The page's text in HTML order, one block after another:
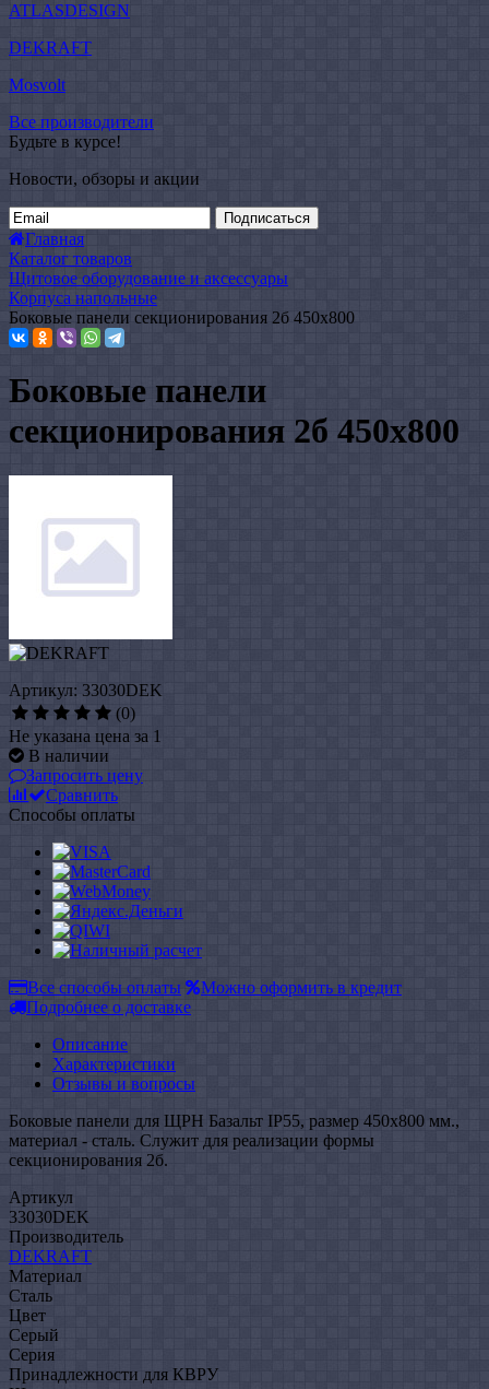
ATLASDESIGN
DEKRAFT
Mosvolt
Все производители
Будьте в курсе!
Новости, обзоры и акции
Подписаться
Главная
Каталог товаров
Щитовое оборудование и аксессуары
Корпуса напольные
Боковые панели секционирования 2б 450х800
Боковые панели
секционирования 2б 450х800
Артикул: 33030DEK
(0)
Не указана цена за 1
В наличии
Запросить цену
Сравнить
Способы оплаты
Все способы оплаты
Можно оформить в кредит
Подробнее о доставке
Описание
Характеристики
Отзывы и вопросы
Боковые панели для ЩРН Базальт IP55, размер 450х800 мм.,
материал - сталь. Служит для реализации формы
секционирования 2б.
Артикул
33030DEK
Производитель
DEKRAFT
Материал
Сталь
Цвет
Серый
Серия
Принадлежности для КВРУ